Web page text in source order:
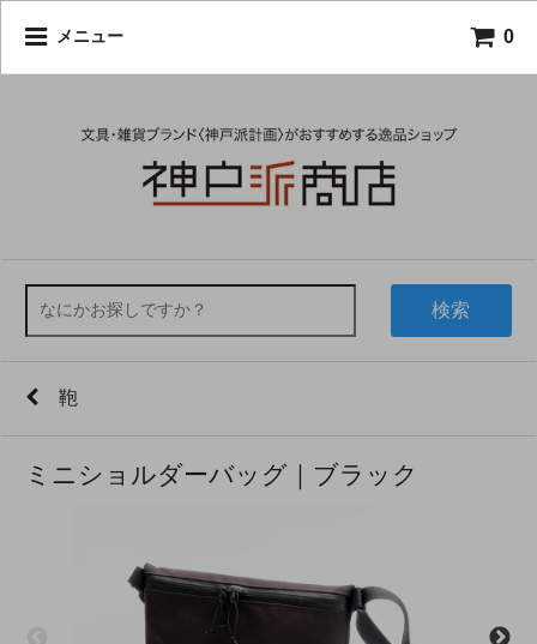
メニュー 0
検索
鞄
ミニショルダーバッグ｜ブラック